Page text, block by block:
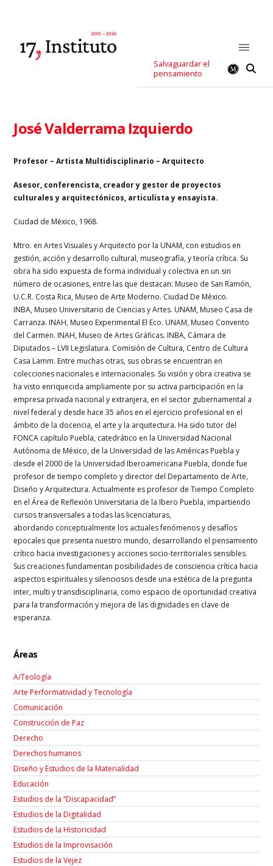
Salvaguardar el
pensamiento
José Valderrama Izquierdo
Profesor – Artista Multidisciplinario – Arquitecto
Asesor, conferencista, creador y gestor de proyectos
culturales y arquitectónicos, articulista y ensayista.
Ciudad de México, 1968.
Mtro. en Artes Visuales y Arquitecto por la UNAM, con estudios en
gestión, acción y desarrollo cultural, museografía, y teoría crítica. Su
obra ha sido expuesta de forma individual y colectiva en un sin
número de ocasiones, entre las que destacan: Museo de San Ramón,
U.C.R. Costa Rica, Museo de Arte Moderno. Ciudad De México.
INBA, Museo Universitario de Ciencias y Artes. UNAM, Museo Casa de
Carranza. INAH, Museo Experimental El Eco. UNAM, Museo Convento
del Carmen. INAH, Museo de Artes Gráficas. INBA, Cámara de
Diputados – LVII Legislatura. Comisión de Cultura, Centro de Cultura
Casa Lamm. Entre muchas otras, sus obras se encuentran en
colecciones nacionales e internacionales. Su visión y obra creativa se
ha visto enriquecida ampliamente por su activa participación en la
empresa privada nacional y extranjera, en el sector gubernamental a
nivel federal y desde hace 35 años en el ejercicio profesional en el
ámbito de la docencia, el arte y la arquitectura. Ha sido tutor del
FONCA capítulo Puebla, catedrático en la Universidad Nacional
Autónoma de México, de la Universidad de las Américas Puebla y
desde el 2000 de la Universidad Iberoamericana Puebla, donde fue
profesor de tiempo completo y director del Departamento de Arte,
Diseño y Arquitectura. Actualmente es profesor de Tiempo Completo
en el Área de Reflexión Universitaria de la Ibero Puebla, impartiendo
cursos transversales a todas las licenciaturas,
abordando conceptualmente los actuales fenómenos y desafíos
epocales que presenta nuestro mundo, desarrollando el pensamiento
crítico hacia investigaciones y acciones socio-territoriales sensibles.
Sus creaciones fundamentan posibilidades de consciencia crítica hacia
aspectos espirituales y silenciosos desde una estética de la pregunta
inter, multi y transdisciplinaria, como espacio de oportunidad creativa
para la transformación y mejora de las dignidades en clave de
esperanza.
Áreas
A/Teología
Arte Performatividad y Tecnología
Comunicación
Construcción de Paz
Derecho
Derechos humanos
Diseño y Estudios de la Materialidad
Educación
Estudios de la “Discapacidad”
Estudios de la Digitalidad
Estudios de la Historicidad
Estudios de la Improvisación
Estudios de la Vejez